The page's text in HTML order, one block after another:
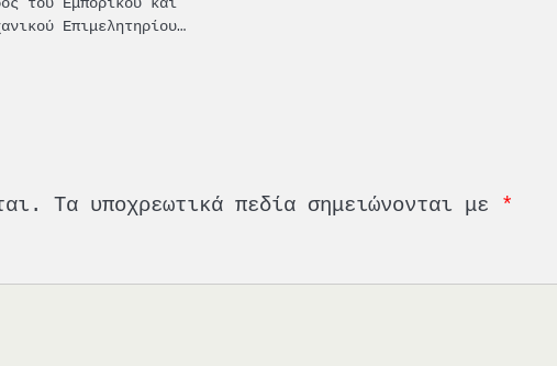
Επιμελητηρίου…
Τα υποχρεωτικά πεδία σημειώνονται με *